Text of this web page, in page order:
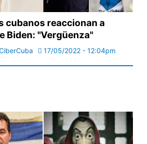
cubanos reaccionan a
Biden: "Vergüenza"
17/05/2022 - 12:04pm